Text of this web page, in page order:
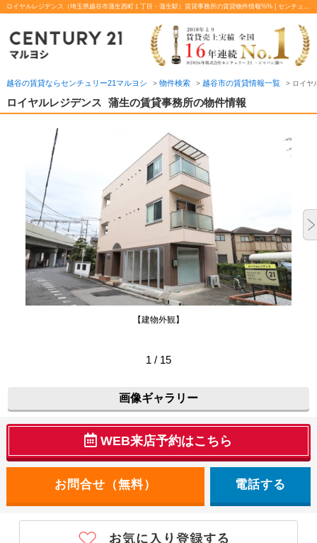
ロイヤルレジデンス（埼玉県越谷市蒲生西町１丁目・蒲生駅）賃貸事務所の賃貸物件情報%% | センチュリー21マルヨシ
越谷の賃貸ならセンチュリー21マルヨシ > 物件検索 > 越谷市の賃貸情報一覧 > ロイヤ
ロイヤルレジデンス 蒲生の賃貸事務所の物件情報
【建物外観】
1 / 15
画像ギャラリー
WEB来店予約はこちら
電話する